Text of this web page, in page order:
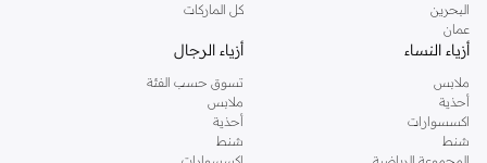
البحرين
عمان
كل الماركات
أزياء النساء
ملابس
أحذية
اكسسوارات
شنط
أزياء الرجال
تسوق حسب الفئة
ملابس
أحذية
شنط